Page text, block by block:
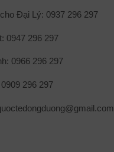
Đại Lý: 0937 296 297
0947 296 297
0966 296 297
0909 296 297